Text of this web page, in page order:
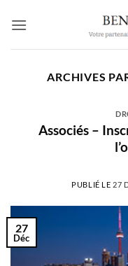
ARCHIVES
Associés –
PUBLIÉ LE 27
27
Déc